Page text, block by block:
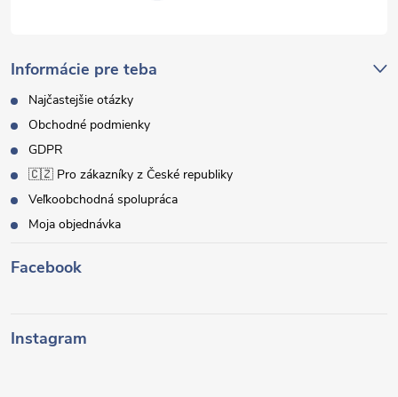
Informácie pre teba
Najčastejšie otázky
Obchodné podmienky
GDPR
🇨🇿 Pro zákazníky z České republiky
Veľkoobchodná spolupráca
Moja objednávka
Facebook
Instagram